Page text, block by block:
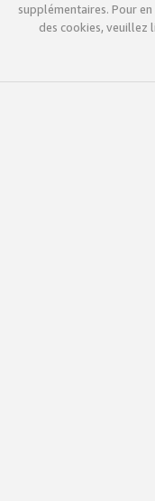
supplémentaires. Pour
des cookies, veuillez